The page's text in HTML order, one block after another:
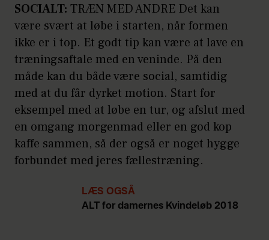
SOCIALT: TRÆN MED ANDRE Det kan
være svært at løbe i starten, når formen
ikke er i top. Et godt tip kan være at lave en
træningsaftale med en veninde. På den
måde kan du både være social, samtidig
med at du får dyrket motion. Start for
eksempel med at løbe en tur, og afslut med
en omgang morgenmad eller en god kop
kaffe sammen, så der også er noget hygge
forbundet med jeres fællestræning.
LÆS OGSÅ
ALT for damernes Kvindeløb 2018